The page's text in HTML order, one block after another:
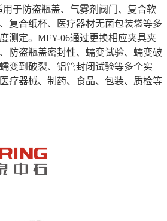
于防盗瓶盖、气雾剂阀门、复合软
复合纸杯、医疗器材无菌包装袋等多
测定。MFY-06通过更换相应夹具夹
防盗瓶盖密封性、蠕变试验、蠕变破
变到破裂、铝管封闭试验等多个实
疗器械、制药、食品、包装、质检等